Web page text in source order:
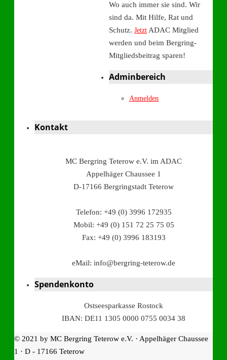
Wo auch immer sie sind. Wir
sind da. Mit Hilfe, Rat und
Schutz. Jetzt ADAC Mitglied
werden und beim Bergring-
Mitgliedsbeitrag sparen!
Adminbereich
Anmelden
Kontakt
MC Bergring Teterow e.V. im ADAC
Appelhäger Chaussee 1
D-17166 Bergringstadt Teterow
Telefon: +49 (0) 3996 172935
Mobil: +49 (0) 151 72 25 75 05
Fax: +49 (0) 3996 183193
eMail: info@bergring-teterow.de
Spendenkonto
Ostseesparkasse Rostock
IBAN: DE11 1305 0000 0755 0034 38
© 2021 by MC Bergring Teterow e.V. · Appelhäger Chaussee
1 · D - 17166 Teterow